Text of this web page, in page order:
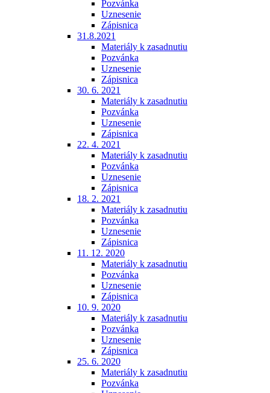
Pozvánka
Uznesenie
Zápisnica
31.8.2021
Materiály k zasadnutiu
Pozvánka
Uznesenie
Zápisnica
30. 6. 2021
Materiály k zasadnutiu
Pozvánka
Uznesenie
Zápisnica
22. 4. 2021
Materiály k zasadnutiu
Pozvánka
Uznesenie
Zápisnica
18. 2. 2021
Materiály k zasadnutiu
Pozvánka
Uznesenie
Zápisnica
11. 12. 2020
Materiály k zasadnutiu
Pozvánka
Uznesenie
Zápisnica
10. 9. 2020
Materiály k zasadnutiu
Pozvánka
Uznesenie
Zápisnica
25. 6. 2020
Materiály k zasadnutiu
Pozvánka